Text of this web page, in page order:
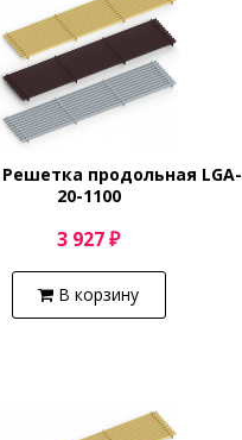
продольная LGA-
20-1100
3 927 ₽
В корзину